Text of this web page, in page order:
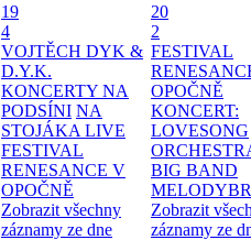
19
4
VOJTĚCH DYK &
D.Y.K.
KONCERTY NA
PODSÍNI NA
STOJÁKA LIVE
FESTIVAL
RENESANCE V
OPOČNĚ
Zobrazit všechny
záznamy ze dne
20
2
FESTIVAL
OPOČNĚ
KONCERT:
LOVESONG
BIG BAND
Zobrazit
záznamy ze